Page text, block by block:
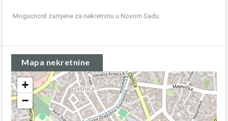
Mogucnost zamjene za nekretninu u Novom Sadu.
Mapa nekretnine
+
−